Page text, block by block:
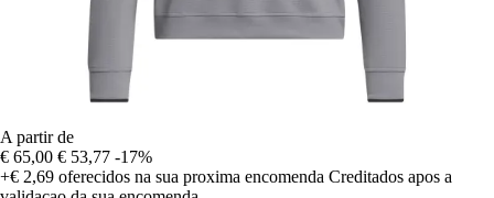
A partir de
€ 65,00 € 53,77 -17%
+€ 2,69 oferecidos na sua proxima encomenda Creditados apos a